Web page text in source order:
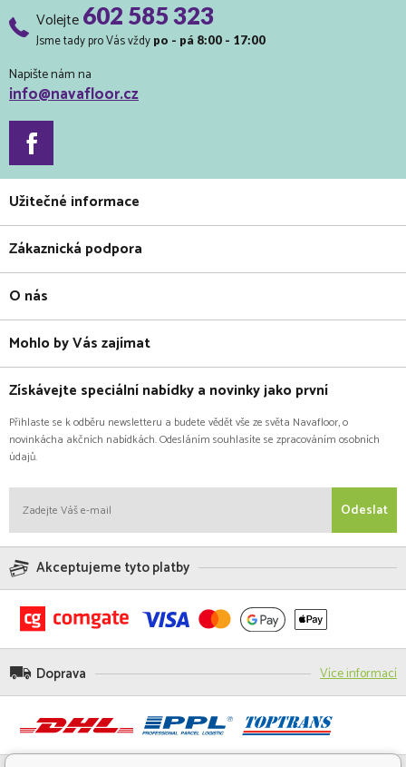
Volejte602 585 323
Jsme tady pro Vás vždy po - pá 8:00 - 17:00
Napište nám na
info@navafloor.cz
Užitečné informace
Zákaznická podpora
O nás
Mohlo by Vás zajímat
Získávejte speciální nabídky a novinky jako první
Přihlaste se k odběru newsletteru a budete vědět vše ze světa Navafloor, o
novinkácha akčních nabídkách. Odesláním souhlasíte se zpracováním osobních
údajů.
Odeslat
Akceptujeme tyto platby
Doprava Více informací